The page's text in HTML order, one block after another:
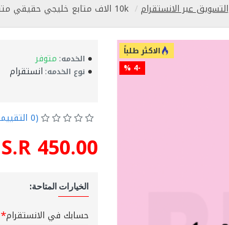
التسويق عبر الانستقرام 10k الاف متابع خليجي حقيقي متفاعل - انستقرام
الاكثر طلباً
-4 %
الخدمه: متوفر
نوع الخدمه: انستقرام
(0 التقييمات)
S.R 450.00
الخيارات المتاحة:
حسابك في الانستقرام